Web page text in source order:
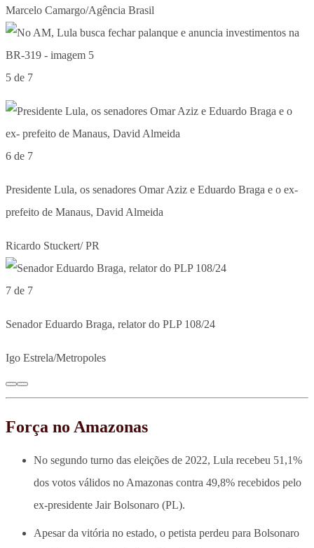
Marcelo Camargo/Agência Brasil
5 de 7
6 de 7
Presidente Lula, os senadores Omar Aziz e Eduardo Braga e o ex-
prefeito de Manaus, David Almeida
Ricardo Stuckert/ PR
7 de 7
Senador Eduardo Braga, relator do PLP 108/24
Igo Estrela/Metropoles
Força no Amazonas
No segundo turno das eleições de 2022, Lula recebeu 51,1%
dos votos válidos no Amazonas contra 49,8% recebidos pelo
ex-presidente Jair Bolsonaro (PL).
Apesar da vitória no estado, o petista perdeu para Bolsonaro